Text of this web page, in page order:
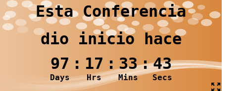
Esta Conferencia
dio inicio hace
97 : 17 : 33:43
Days Hrs Mins Secs